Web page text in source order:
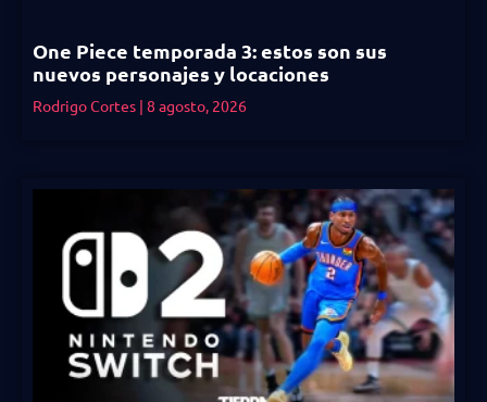
One Piece temporada 3: estos son sus
nuevos personajes y locaciones
Rodrigo Cortes 8 agosto, 2026